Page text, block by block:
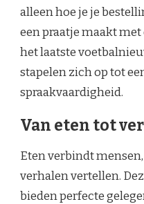
alleen hoe je je
een praatje maakt
het laatste
stapelen zich op tot
spraakvaardigheid.
Van eten tot
Eten verbindt
verhalen vertellen.
bieden perfecte